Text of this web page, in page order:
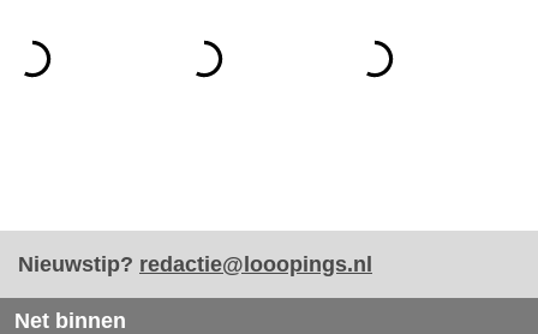
Nieuwstip? redactie@looopings.nl
Net binnen